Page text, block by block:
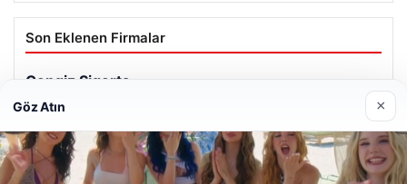
Son Eklenen Firmalar
Göz Atın ×